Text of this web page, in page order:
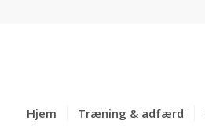
Hjem Træning & adfærd